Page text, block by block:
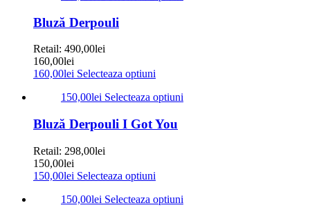
Bluză Derpouli
Retail: 490,00lei
160,00lei
160,00lei Selecteaza optiuni
150,00lei Selecteaza optiuni
Bluză Derpouli I Got You
Retail: 298,00lei
150,00lei
150,00lei Selecteaza optiuni
150,00lei Selecteaza optiuni